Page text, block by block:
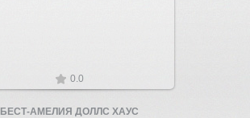
0.0
БЕСТ-АМЕЛИЯ ДОЛЛС ХАУС